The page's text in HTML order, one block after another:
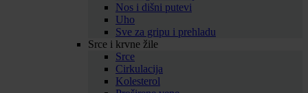
Nos i dišni putevi
Uho
Sve za gripu i prehladu
Srce i krvne žile
Srce
Cirkulacija
Kolesterol